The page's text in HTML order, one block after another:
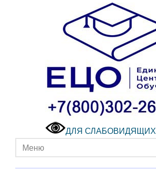
ДЛЯ СЛАБОВИДЯЩИХ
Меню